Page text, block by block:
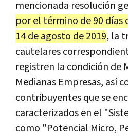
mencionada resolución
por el término de 90 días
14 de agosto de 2019, la
cautelares
registren la condición de
Medianas Empresas, así
contribuyentes que se
caracterizados en el
como "Potencial Micro,